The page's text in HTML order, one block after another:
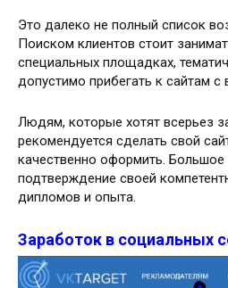
Это далеко не полный список
Поиском клиентов стоит
специальных площадках,
допустимо прибегать к сайтам с
Людям, которые хотят всерьез
рекомендуется сделать свой
качественно оформить. Большое
подтверждение своей
дипломов и опыта.
Заработок в социальных